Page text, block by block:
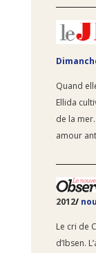
Quand
Ellida
de la
amour
2012/
Le cri de
d’Ibsen.